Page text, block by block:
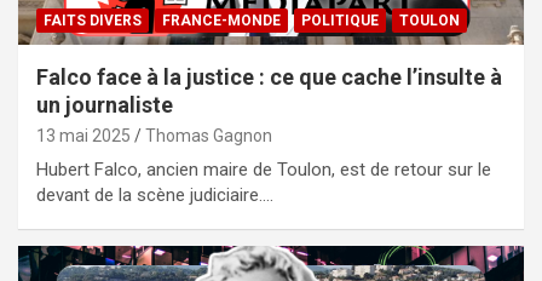
FAITS DIVERS FRANCE-MONDE POLITIQUE TOULON
Falco face à la justice : ce que cache l’insulte à
un journaliste
13 mai 2025 Thomas Gagnon
Hubert Falco, ancien maire de Toulon, est de retour sur le
devant de la scène judiciaire.…